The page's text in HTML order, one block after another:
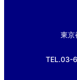
東
TEL.03-